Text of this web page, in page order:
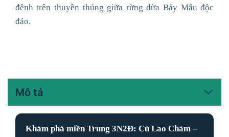
đênh trên thuyền thúng giữa rừng dừa Bảy Mẫu độc
đáo.
Mô tả
Khám phá miền Trung 3N2Đ: Cù Lao Chàm –